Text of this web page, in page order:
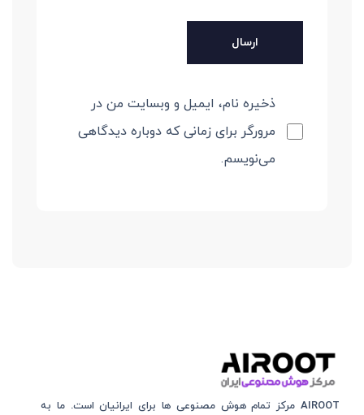
ذخیره نام، ایمیل و وبسایت من در
مرورگر برای زمانی که دوباره دیدگاهی
می‌نویسم.
AIROOT مرکز تمام هوش مصنوعی‌‌‌ ها برای ایرانیان است. ما به